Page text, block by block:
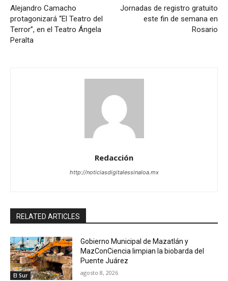
Alejandro Camacho
protagonizará “El Teatro del
Terror”, en el Teatro Ángela
Peralta
Jornadas de registro gratuito
este fin de semana en
Rosario
Redacción
http://noticiasdigitalessinaloa.mx
RELATED ARTICLES
El Sur
Gobierno Municipal de Mazatlán y
MazConCiencia limpian la biobarda del
Puente Juárez
agosto 8, 2026